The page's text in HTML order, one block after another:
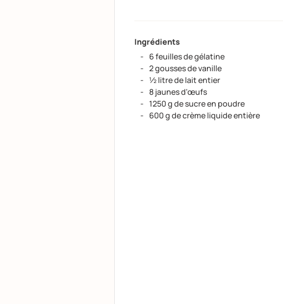
Ingrédients
6 feuilles de gélatine
2 gousses de vanille
½ litre de lait entier
8 jaunes d'œufs
1250 g de sucre en poudre
600 g de crème liquide entière